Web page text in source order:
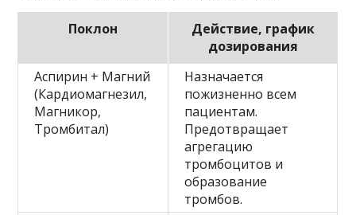
Поклон
Действие, график
дозирования
Аспирин + Магний
(Кардиомагнезил,
Магникор,
Тромбитал)
Назначается
пожизненно всем
пациентам.
Предотвращает
агрегацию
тромбоцитов и
образование
тромбов.